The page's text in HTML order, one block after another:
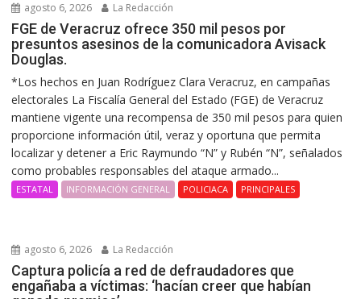
agosto 6, 2026 La Redacción
FGE de Veracruz ofrece 350 mil pesos por
presuntos asesinos de la comunicadora Avisack
Douglas.
*Los hechos en Juan Rodríguez Clara Veracruz, en campañas
electorales La Fiscalía General del Estado (FGE) de Veracruz
mantiene vigente una recompensa de 350 mil pesos para quien
proporcione información útil, veraz y oportuna que permita
localizar y detener a Eric Raymundo “N” y Rubén “N”, señalados
como probables responsables del ataque armado...
ESTATAL INFORMACIÓN GENERAL POLICIACA PRINCIPALES
agosto 6, 2026 La Redacción
Captura policía a red de defraudadores que
engañaba a víctimas: ‘hacían creer que habían